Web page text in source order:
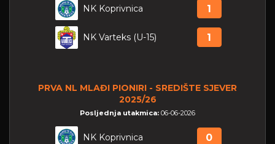
NK Koprivnica 1
NK Varteks (U-15) 1
PRVA NL MLAĐI PIONIRI - SREDIŠTE SJEVER
2025/26
Posljednja utakmica: 06-06-2026
NK Koprivnica 0